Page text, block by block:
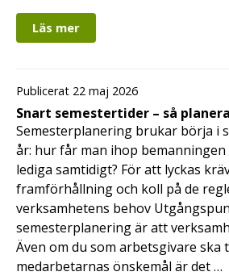
Läs mer
Publicerat 22 maj 2026
Snart semestertider – så
Semesterplanering brukar börja i
år: hur får man ihop
lediga samtidigt? För att lyckas
framförhållning och koll på de
verksamhetens behov
semesterplanering är att
Även om du som arbetsgivare ska
medarbetarnas önskemål är det …